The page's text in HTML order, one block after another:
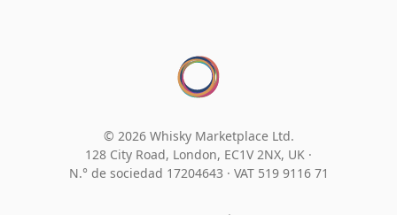
© 2026 Whisky Marketplace Ltd.
128 City Road, London, EC1V 2NX, UK ·
N.° de sociedad 17204643 · VAT 519 9116 71